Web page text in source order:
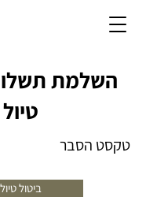
השלמת
טיול
טקסט הסבר
ביטול טיול